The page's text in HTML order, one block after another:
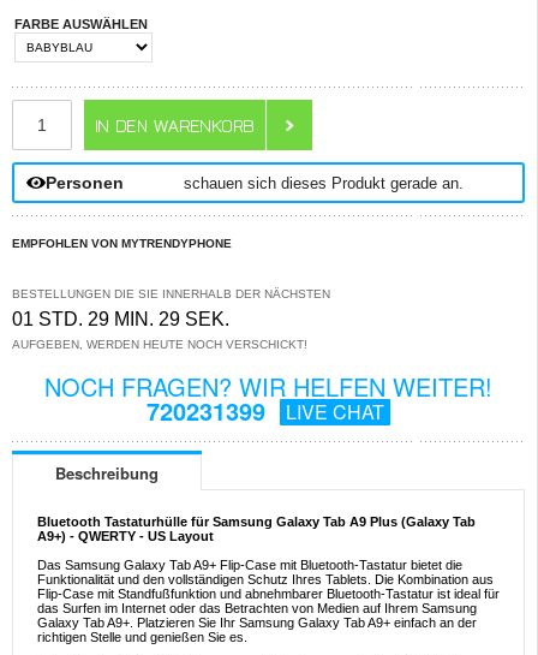
FARBE AUSWÄHLEN
Personen schauen sich dieses Produkt gerade an.
EMPFOHLEN VON MYTRENDYPHONE
BESTELLUNGEN DIE SIE INNERHALB DER NÄCHSTEN
01 STD. 29 MIN. 29 SEK.
AUFGEBEN, WERDEN HEUTE NOCH VERSCHICKT!
NOCH FRAGEN? WIR HELFEN WEITER!
720231399 LIVE CHAT
Beschreibung
Bluetooth Tastaturhülle für Samsung Galaxy Tab A9 Plus (Galaxy Tab
A9+) - QWERTY - US Layout
Das Samsung Galaxy Tab A9+ Flip-Case mit Bluetooth-Tastatur bietet die
Funktionalität und den vollständigen Schutz Ihres Tablets. Die Kombination aus
Flip-Case mit Standfußfunktion und abnehmbarer Bluetooth-Tastatur ist ideal für
das Surfen im Internet oder das Betrachten von Medien auf Ihrem Samsung
Galaxy Tab A9+. Platzieren Sie Ihr Samsung Galaxy Tab A9+ einfach an der
richtigen Stelle und genießen Sie es.